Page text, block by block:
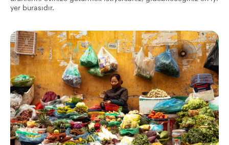
yer burasıdır.